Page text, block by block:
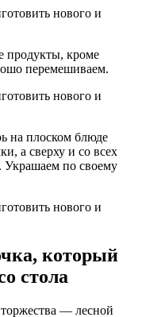
продукты, кроме
перемешиваем.
на плоском блюде
а сверху и со всех
Украшаем по своему
который
стола
— лесной